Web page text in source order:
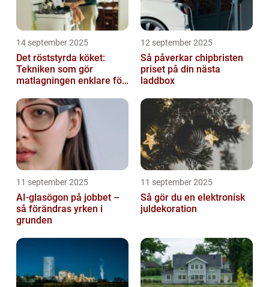
14 september 2025
Det röststyrda köket:
Tekniken som gör
matlagningen enklare för
12 september 2025
Så påverkar chipbristen
priset på din nästa
laddbox
11 september 2025
AI-glasögon på jobbet –
så förändras yrken i
grunden
11 september 2025
Så gör du en elektronisk
juldekoration